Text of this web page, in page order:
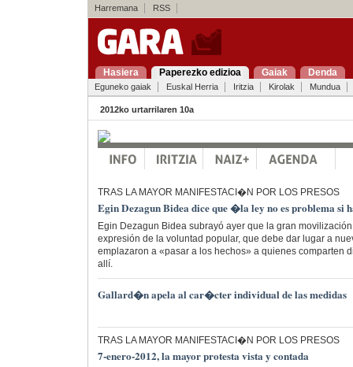
Harremana RSS
Hasiera Paperezko edizioa Gaiak Denda
Eguneko gaiak Euskal Herria Iritzia Kirolak Mundua
2012ko urtarrilaren 10a
TRAS LA MAYOR MANIFESTACI�N POR LOS PRESOS
Egin Dezagun Bidea dice que �la ley no es problema si
Egin Dezagun Bidea subrayó ayer que la gran
expresión de la voluntad popular, que debe dar lugar a
emplazaron a «pasar a los hechos» a quienes comparten
allí.
Gallard�n apela al car�cter individual de las medidas
TRAS LA MAYOR MANIFESTACI�N POR LOS PRESOS
7-enero-2012, la mayor protesta vista y contada